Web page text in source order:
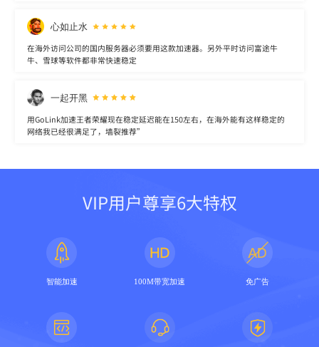
心如止水
在海外访问公司的国内服务器必须要用这款加速器。另外平时访问富途牛
牛、雪球等软件都非常快速稳定
一起开黑
用GoLink加速王者荣耀现在稳定延迟能在150左右，在海外能有这样稳定的
网络我已经很满足了，墙裂推荐”
VIP用户尊享6大特权
智能加速 100M带宽加速 免广告